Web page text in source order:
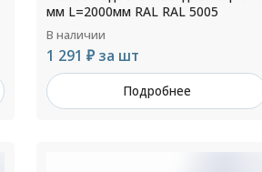
мм L=2000мм RAL RAL 5005
В наличии
1 291 ₽ за шт
Подробнее